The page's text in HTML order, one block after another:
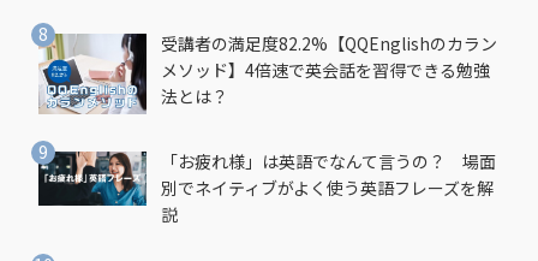
受講者の満足度82.2%【QQEnglishのカラン
メソッド】4倍速で英会話を習得できる勉強
法とは？
「お疲れ様」は英語でなんて言うの？ 場面
別でネイティブがよく使う英語フレーズを解
説